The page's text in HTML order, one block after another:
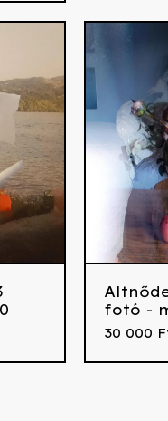
fotó -
30 000